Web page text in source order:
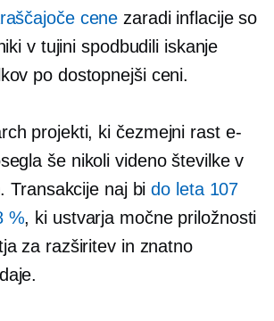
cene zaradi inflacije so
v tujini spodbudili iskanje
po dostopnejši ceni.
projekti, ki čezmejni rast e-
še nikoli videnoštevilke v
Transakcije naj bido leta 107
%, ki ustvarja močne priložnosti
za razširitev in znatno